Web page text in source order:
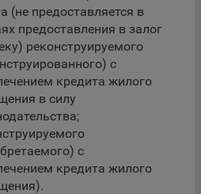
объем информации и
Кроме того, субъект
файлов cookie выбрав
перейдя по внешним
основных браузеров:
(не предоставляется в
предоставления в залог
реконструируемого
с
кредита жилого
в силу
с
кредита жилого